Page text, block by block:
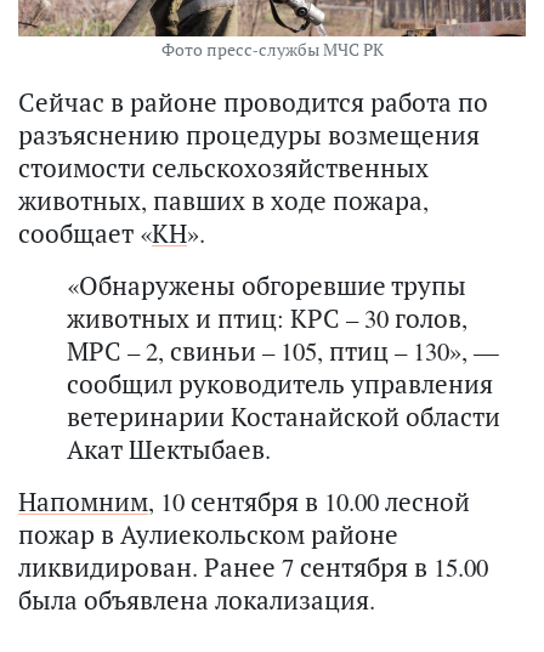
Фото пресс-службы МЧС РК
Сейчас в районе проводится работа по
разъяснению процедуры возмещения
стоимости сельскохозяйственных
животных, павших в ходе пожара,
сообщает «КН».
«Обнаружены обгоревшие трупы
животных и птиц: КРС – 30 голов,
МРС – 2, свиньи – 105, птиц – 130», —
сообщил руководитель управления
ветеринарии Костанайской области
Акат Шектыбаев.
Напомним, 10 сентября в 10.00 лесной
пожар в Аулиекольском районе
ликвидирован. Ранее 7 сентября в 15.00
была объявлена локализация.